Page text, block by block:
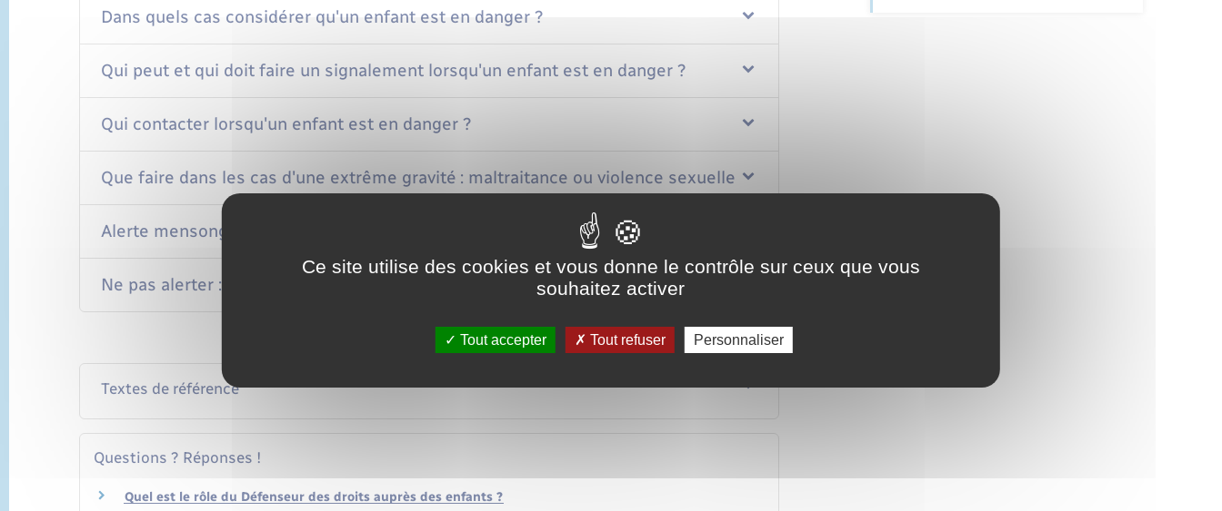
Dans quels cas considérer qu'un enfant est en danger ?
Qui peut et qui doit faire un signalement lorsqu'un enfant est en danger ?
Qui contacter lorsqu'un enfant est en danger ?
Que faire dans les cas d'une extrême gravité : maltraitance ou violence sexuelle ?
Alerte mensongère : quelles en sont les conséquences ?
Ne pas alerter : quelles en sont les conséquences ?
Textes de référence
Questions ? Réponses !
Quel est le rôle du Défenseur des droits auprès des enfants ?
Ce site utilise des cookies et vous donne le contrôle sur ceux que vous
souhaitez activer
Tout accepter Tout refuser Personnaliser